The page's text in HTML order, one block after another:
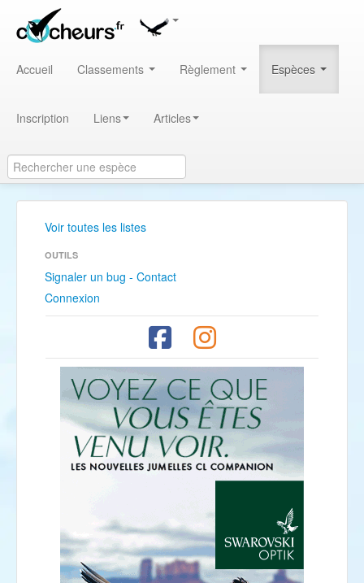
Accueil Classements Règlement Espèces
Inscription Liens Articles
Voir toutes les listes
OUTILS
Signaler un bug - Contact
Connexion